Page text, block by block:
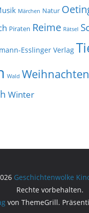
Märchen Natur
Piraten Reime Rätsel
Esslinger Verlag
Wald Weihnachten
Winter
Geschichtenwolke
Rechte vorbehalten.
von ThemeGrill.